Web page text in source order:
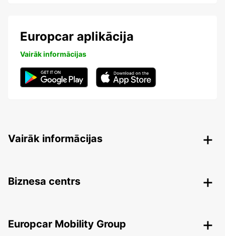
Europcar aplikācija
Vairāk informācijas
Vairāk informācijas
Biznesa centrs
Europcar Mobility Group